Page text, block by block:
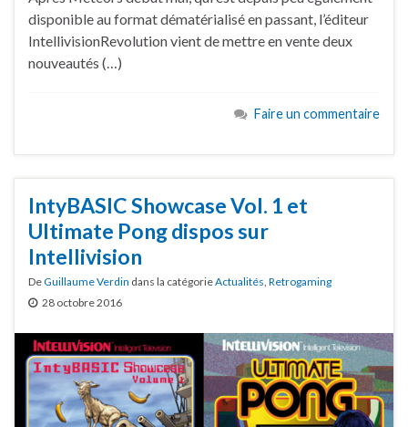
disponible au format dématérialisé en passant, l’éditeur
IntellivisionRevolution vient de mettre en vente deux
nouveautés (…)
Faire un commentaire
IntyBASIC Showcase Vol. 1 et
Ultimate Pong dispos sur
Intellivision
DeGuillaume Verdin dans la catégorieActualités, Retrogaming
28 octobre 2016